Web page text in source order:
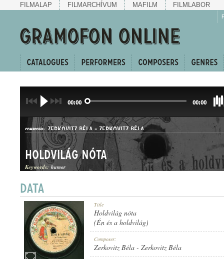
FILMALAP FILMARCHÍVUM MAFILM FILMLABOR
00:00 00:00
COMPOSER: ZERKOVITZ BÉLA-ZERKOVITZ BÉLA
KUPLÉ
Holdvilág nóta
Keywords: humor
Title
Holdvilág nóta
(Én és a holdvilág)
Composer:
Zerkovitz Béla - Zerkovitz Béla